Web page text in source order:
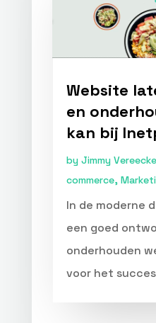
Website
en
kan bij
by Jimmy
commerce,
In de moderne
een goed
onderhouden
voor het